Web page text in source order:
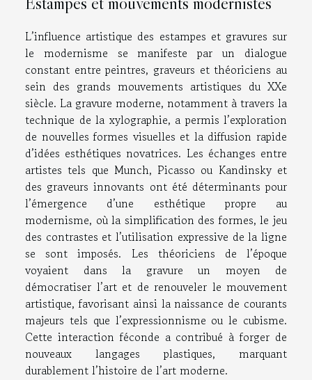
L’influence artistique des estampes et gravures sur
le modernisme se manifeste par un dialogue
constant entre peintres, graveurs et théoriciens au
sein des grands mouvements artistiques du XXe
siècle. La gravure moderne, notamment à travers la
technique de la xylographie, a permis l’exploration
de nouvelles formes visuelles et la diffusion rapide
d’idées esthétiques novatrices. Les échanges entre
artistes tels que Munch, Picasso ou Kandinsky et
des graveurs innovants ont été déterminants pour
l’émergence d’une esthétique propre au
modernisme, où la simplification des formes, le jeu
des contrastes et l’utilisation expressive de la ligne
se sont imposés. Les théoriciens de l’époque
voyaient dans la gravure un moyen de
démocratiser l’art et de renouveler le mouvement
artistique, favorisant ainsi la naissance de courants
majeurs tels que l’expressionnisme ou le cubisme.
Cette interaction féconde a contribué à forger de
nouveaux langages plastiques, marquant
durablement l’histoire de l’art moderne.